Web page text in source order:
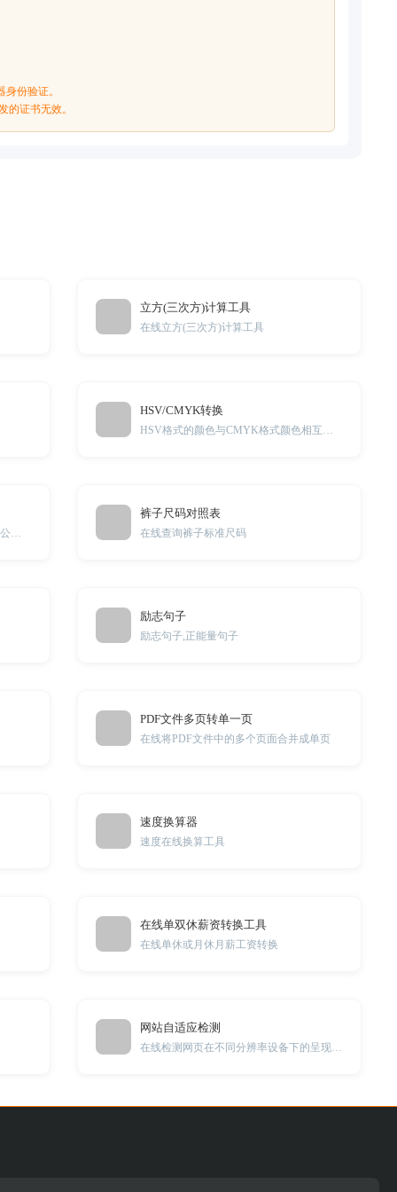
份验证。
的证书无效。
立方(三次方)计算工具
在线立方(三次方)计算工具
HSV/CMYK转换
裤子尺码对照表
在线查询裤子标准尺码
励志句子
励志句子,正能量句子
PDF文件多页转单一页
在线将PDF文件中的多个页面合并成单页
速度换算器
速度在线换算工具
在线单双休薪资转换工具
在线单休或月休月薪工资转换
网站自适应检测
在线检测网页在不同分辨率设备下的呈现效果